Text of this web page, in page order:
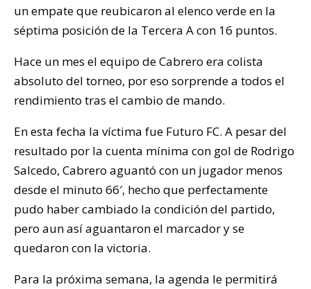
un empate que reubicaron al elenco verde en la
séptima posición de la Tercera A con 16 puntos.
Hace un mes el equipo de Cabrero era colista
absoluto del torneo, por eso sorprende a todos el
rendimiento tras el cambio de mando.
En esta fecha la víctima fue Futuro FC. A pesar del
resultado por la cuenta mínima con gol de Rodrigo
Salcedo, Cabrero aguantó con un jugador menos
desde el minuto 66′, hecho que perfectamente
pudo haber cambiado la condición del partido,
pero aun así aguantaron el marcador y se
quedaron con la victoria.
Para la próxima semana, la agenda le permitirá